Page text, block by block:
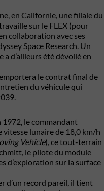
en Californie, une filiale du
sur le FLEX (pour
collaboration avec ses
Space Research. Un
d’ailleurs été dévoilé en
le contrat final de
du véhicule qui
1972, le commandant
vitesse lunaire de 18,0 km/h
Vehicle), ce tout-terrain
le pilote du module
d’exploration sur la surface
d’un record pareil, il tient